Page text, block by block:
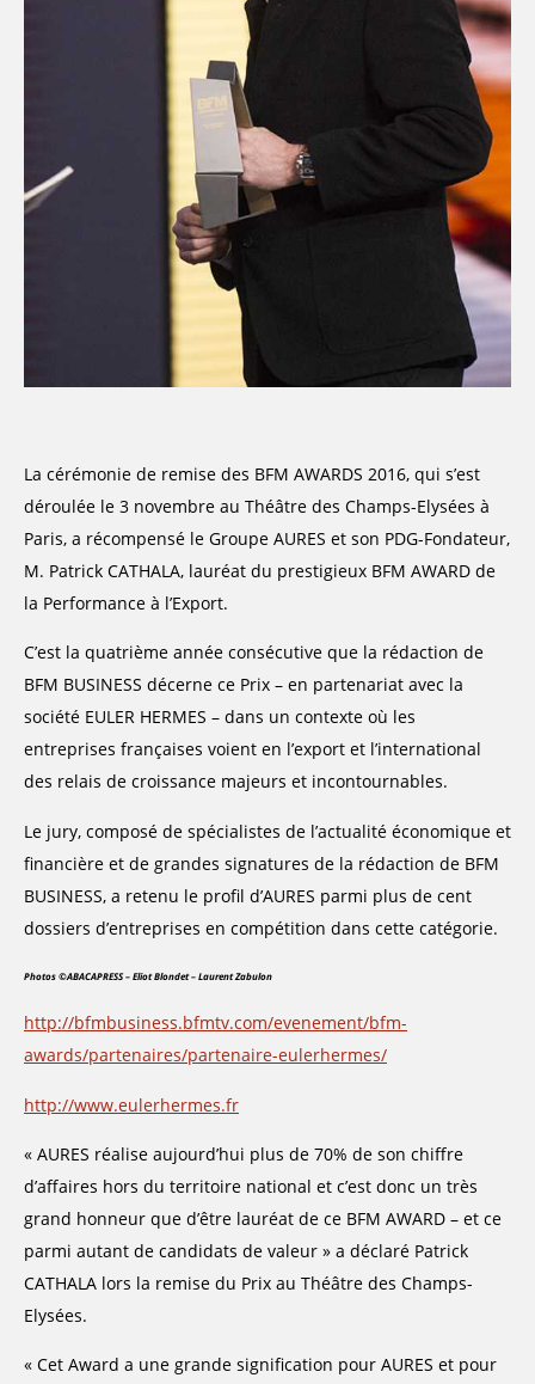
La cérémonie de remise des BFM AWARDS 2016, qui s’est
déroulée le 3 novembre au Théâtre des Champs-Elysées à
Paris, a récompensé le Groupe AURES et son PDG-Fondateur,
M. Patrick CATHALA, lauréat du prestigieux BFM AWARD de
la Performance à l’Export.
C’est la quatrième année consécutive que la rédaction de
BFM BUSINESS décerne ce Prix – en partenariat avec la
société EULER HERMES – dans un contexte où les
entreprises françaises voient en l’export et l’international
des relais de croissance majeurs et incontournables.
Le jury, composé de spécialistes de l’actualité économique et
financière et de grandes signatures de la rédaction de BFM
BUSINESS, a retenu le profil d’AURES parmi plus de cent
dossiers d’entreprises en compétition dans cette catégorie.
Photos ©ABACAPRESS –Eliot Blondet – Laurent Zabulon
http://bfmbusiness.bfmtv.com/evenement/bfm-
awards/partenaires/partenaire-eulerhermes/
http://www.eulerhermes.fr
« AURES réalise aujourd’hui plus de 70% de son chiffre
d’affaires hors du territoire national et c’est donc un très
grand honneur que d’être lauréat de ce BFM AWARD – et ce
parmi autant de candidats de valeur » a déclaré Patrick
CATHALA lors la remise du Prix au Théâtre des Champs-
Elysées.
« Cet Award a une grande signification pour AURES et pour